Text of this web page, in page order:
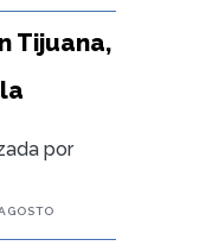
Tijuana,
por